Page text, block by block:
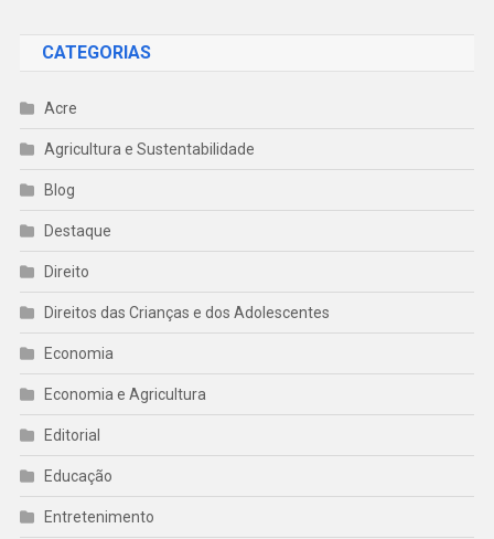
CATEGORIAS
Acre
Agricultura e Sustentabilidade
Blog
Destaque
Direito
Direitos das Crianças e dos Adolescentes
Economia
Economia e Agricultura
Editorial
Educação
Entretenimento